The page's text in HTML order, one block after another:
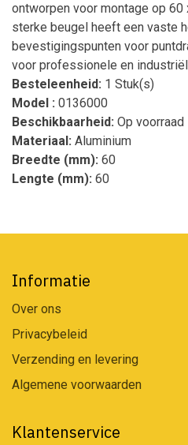
ontworpen voor montage op
sterke beugel heeft een vaste
bevestigingspunten voor
voor professionele en
Besteleenheid: 1 Stuk(s)
Model : 0136000
Beschikbaarheid: Op voorraad
Materiaal: Aluminium
Breedte (mm): 60
Lengte (mm): 60
Informatie
Over ons
Privacybeleid
Verzending en levering
Algemene voorwaarden
Klantenservice